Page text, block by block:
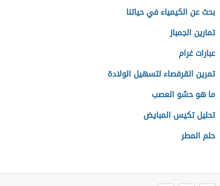
بحث عن الكيمياء في حياتنا
تمارين الجمباز
عبارات غرام
تمرين القرفصاء لتسهيل الولادة
ما هو حشو العصب
تحليل تكيس المبايض
حلم المطر